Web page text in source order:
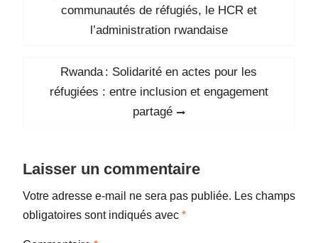
communautés de réfugiés, le HCR et
l’administration rwandaise
Next
post:
Rwanda : Solidarité en actes pour les
réfugiées : entre inclusion et engagement
partagé
Laisser un commentaire
Votre adresse e-mail ne sera pas publiée. Les champs
obligatoires sont indiqués avec *